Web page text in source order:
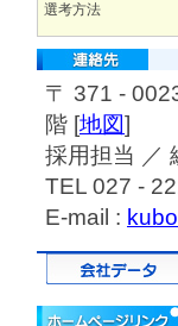
選考方法
〒 371 -
階 [地図]
採用担当
TEL 027 -
E-mail :